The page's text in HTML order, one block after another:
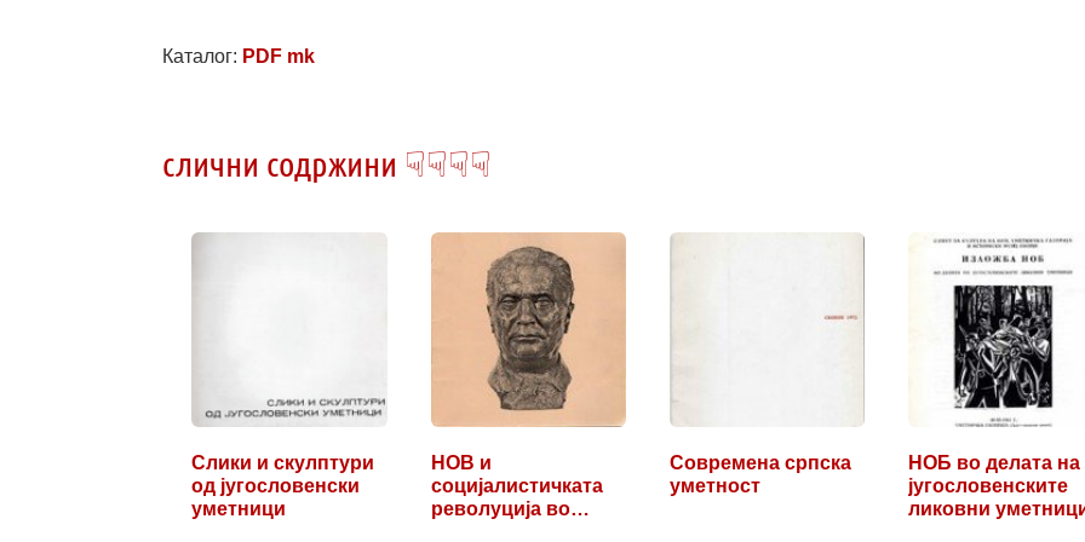
Каталог: PDF mk
слични содржини ☟☟☟☟
Слики и скулптури
од југословенски
уметници
НОВ и
социјалистичката
револуција во
Современа српска
уметност
НОБ во делата на
југословенските
ликовни